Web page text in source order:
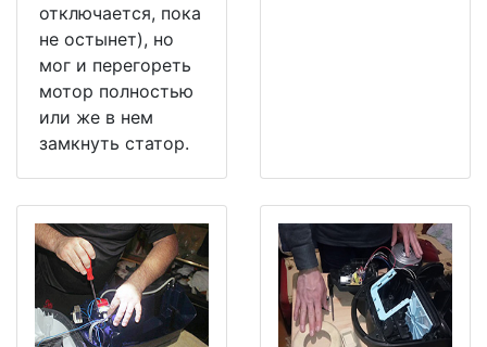
отключается, пока
не остынет), но
мог и перегореть
мотор полностью
или же в нем
замкнуть статор.